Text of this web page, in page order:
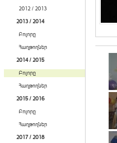
2012 / 2013
2013 / 2014
Բոլորը
Հաղթողներ
2014 / 2015
Բոլորը
Հաղթողներ
2015 / 2016
Բոլորը
Հաղթողներ
2017 / 2018